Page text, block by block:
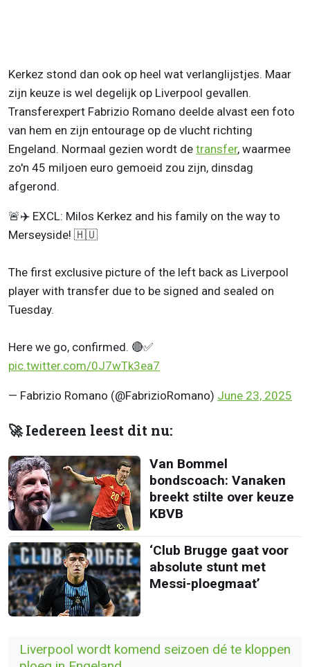
Kerkez stond dan ook op heel wat verlanglijstjes. Maar
zijn keuze is wel degelijk op Liverpool gevallen.
Transferexpert Fabrizio Romano deelde alvast een foto
van hem en zijn entourage op de vlucht richting
Engeland. Normaal gezien wordt de transfer, waarmee
zo'n 45 miljoen euro gemoeid zou zijn, dinsdag
afgerond.
🚨✈️ EXCL: Milos Kerkez and his family on the way to
Merseyside! 🇭🇺
The first exclusive picture of the left back as Liverpool
player with transfer due to be signed and sealed on
Tuesday.
Here we go, confirmed. 🔴✅
pic.twitter.com/0J7wTk3ea7
— Fabrizio Romano (@FabrizioRomano) June 23, 2025
🚀 Iedereen leest dit nu:
Van Bommel
bondscoach: Vanaken
breekt stilte over keuze
KBVB
‘Club Brugge gaat voor
absolute stunt met
Messi-ploegmaat’
Liverpool wordt komend seizoen dé te kloppen